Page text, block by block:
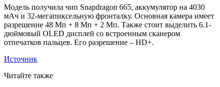
Модель получила чип Snapdragon 665, аккумулятор на 4030
мАч и 32-мегапиксельную фронталку. Основная камера имеет
разрешение 48 Мп + 8 Мп + 2 Мп. Также стоит выделить 6.1-
дюймовый OLED дисплей со встроенным сканером
отпечатков пальцев. Его разрешение – HD+.
Источник
Читайте также